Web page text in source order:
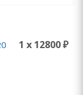
1 x 12800 ₽